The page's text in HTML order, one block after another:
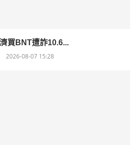
買BNT遭詐10.6...
2026-08-07 15:28